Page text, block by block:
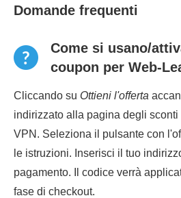
Domande frequenti
Come si usano/
coupon per Web-
Cliccando su Ottieni l'offerta
indirizzato alla pagina degli sconti
VPN. Seleziona il pulsante con
le istruzioni. Inserisci il tuo
pagamento. Il codice verrà
fase di checkout.